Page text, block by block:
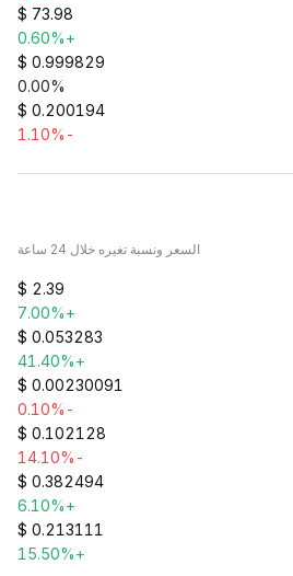
$ 73.98
+0.60%
$ 0.999829
0.00%
$ 0.200194
-1.10%
السعر ونسبة تغيره خلال 24 ساعة
$ 2.39
+7.00%
$ 0.053283
+41.40%
$ 0.00230091
-0.10%
$ 0.102128
-14.10%
$ 0.382494
+6.10%
$ 0.213111
+15.50%